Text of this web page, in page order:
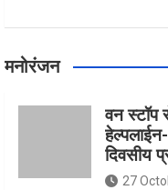
मनोरंजन
वन स्टॉप
दिवसीय
27